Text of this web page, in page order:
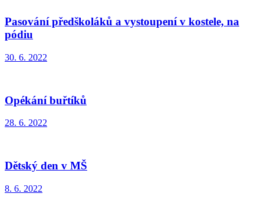
Pasování předškoláků a vystoupení v kostele, na
pódiu
30. 6. 2022
Opékání buřtíků
28. 6. 2022
Dětský den v MŠ
8. 6. 2022